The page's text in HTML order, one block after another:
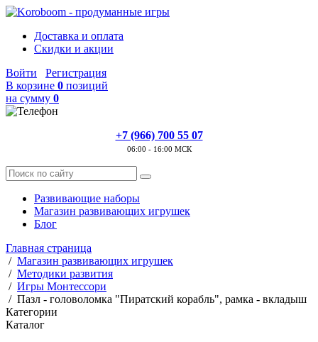
Доставка и оплата
Скидки и акции
Войти
Регистрация
В корзине 0 позиций
на сумму 0
+7 (966) 700 55 07
06:00 - 16:00 МСК
Развивающие наборы
Магазин развивающих игрушек
Блог
Главная страница
/ Магазин развивающих игрушек
/ Методики развития
/ Игры Монтессори
/ Пазл - головоломка "Пиратский корабль", рамка - вкладыш
Категории
Каталог